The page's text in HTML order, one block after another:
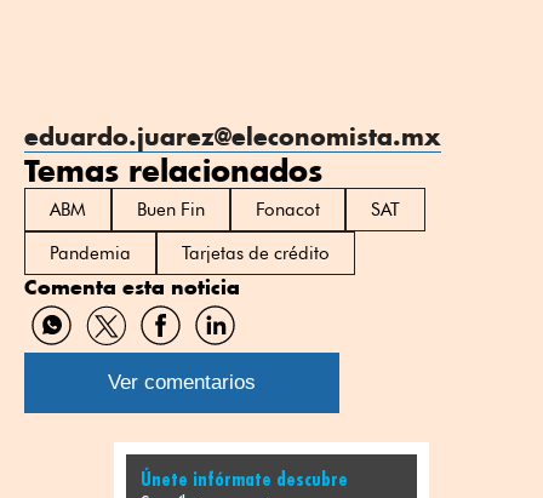
eduardo.juarez@eleconomista.mx
Temas relacionados
ABM Buen Fin Fonacot
SAT
Pandemia
Tarjetas de crédito
Comenta esta noticia
Compartir
por
WhatsApp
Compartir
por
Twitter
Compartir
por
Facebook
Compartir
por
Linkedin
Ver comentarios
Únete infórmate descubre